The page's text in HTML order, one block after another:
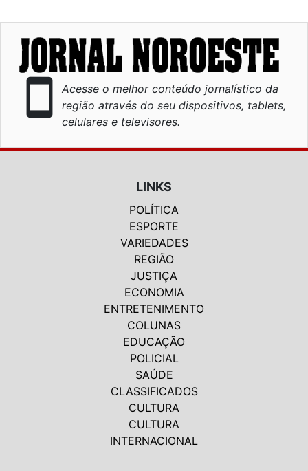
smartphone
Acesse o melhor conteúdo jornalístico da
região através do seu dispositivos, tablets,
celulares e televisores.
LINKS
POLÍTICA
ESPORTE
VARIEDADES
REGIÃO
JUSTIÇA
ECONOMIA
ENTRETENIMENTO
COLUNAS
EDUCAÇÃO
POLICIAL
SAÚDE
CLASSIFICADOS
CULTURA
CULTURA
INTERNACIONAL